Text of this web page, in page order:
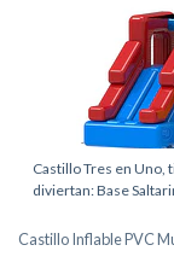
Castillo Tres en Uno,
diviertan: Base
Castillo Inflable PVC